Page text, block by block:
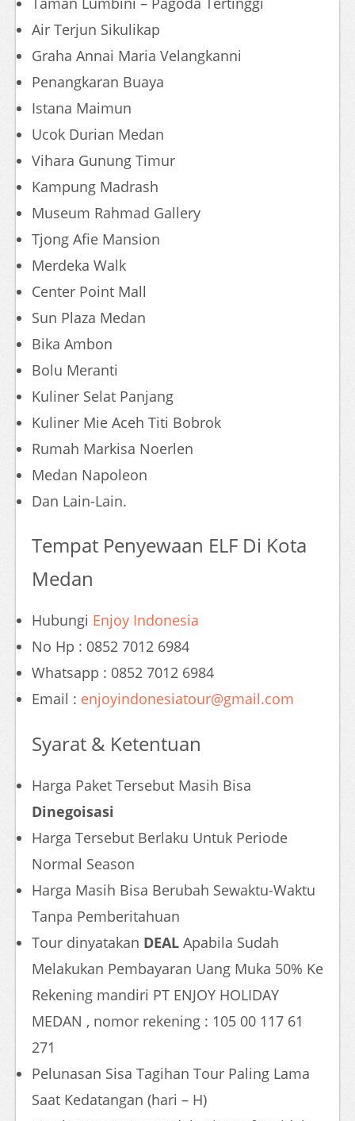
Air Terjun Sikulikap
Graha Annai Maria Velangkanni
Penangkaran Buaya
Istana Maimun
Ucok Durian Medan
Vihara Gunung Timur
Kampung Madrash
Museum Rahmad Gallery
Tjong Afie Mansion
Merdeka Walk
Center Point Mall
Sun Plaza Medan
Bika Ambon
Bolu Meranti
Kuliner Selat Panjang
Kuliner Mie Aceh Titi Bobrok
Rumah Markisa Noerlen
Medan Napoleon
Dan Lain-Lain.
Tempat Penyewaan ELF Di Kota
Medan
Hubungi Enjoy Indonesia
No Hp : 0852 7012 6984
Whatsapp : 0852 7012 6984
Email : enjoyindonesiatour@gmail.com
Syarat & Ketentuan
Harga Paket Tersebut Masih Bisa
Dinegoisasi
Harga Tersebut Berlaku Untuk Periode
Normal Season
Harga Masih Bisa Berubah Sewaktu-Waktu
Tanpa Pemberitahuan
Tour dinyatakan DEAL Apabila Sudah
Melakukan Pembayaran Uang Muka 50% Ke
Rekening mandiri PT ENJOY HOLIDAY
MEDAN , nomor rekening : 105 00 117 61
271
Pelunasan Sisa Tagihan Tour Paling Lama
Saat Kedatangan (hari – H)